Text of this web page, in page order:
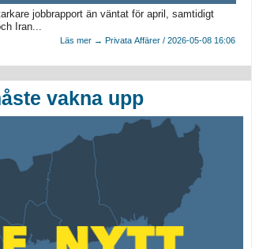
jobbrapport än väntat för april, samtidigt
Iran...
Läs mer → Privata Affärer / 2026-05-08 16:06
vakna upp